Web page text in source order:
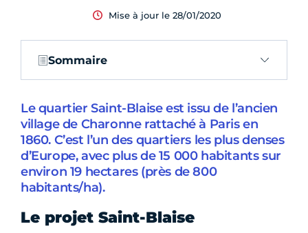
Mise à jour le 28/01/2020
Sommaire
Le quartier Saint-Blaise est issu de l’ancien
village de Charonne rattaché à Paris en
1860. C’est l’un des quartiers les plus denses
d’Europe, avec plus de 15 000 habitants sur
environ 19 hectares (près de 800
habitants/ha).
Le projet Saint-Blaise